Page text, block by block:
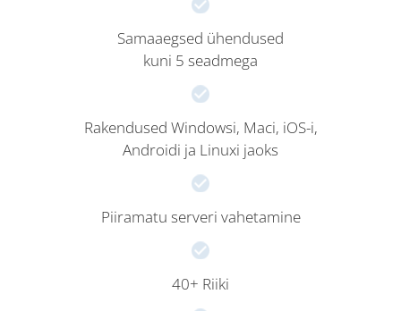
Samaaegsed ühendused
kuni 5 seadmega
Rakendused Windowsi, Maci, iOS-i,
Androidi ja Linuxi jaoks
Piiramatu serveri vahetamine
40+ Riiki